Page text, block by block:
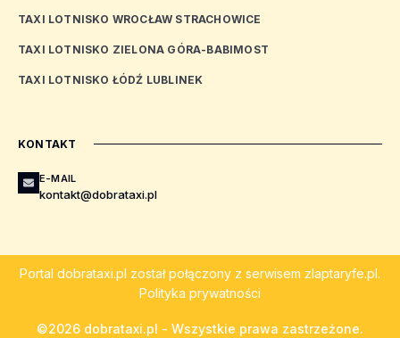
TAXI LOTNISKO WROCŁAW STRACHOWICE
TAXI LOTNISKO ZIELONA GÓRA-BABIMOST
TAXI LOTNISKO ŁÓDŹ LUBLINEK
KONTAKT
E-MAIL
kontakt@dobrataxi.pl
Portal dobrataxi.pl został połączony z serwisem zlaptaryfe.pl.
Polityka prywatności
©2026 dobrataxi.pl - Wszystkie prawa zastrzeżone.